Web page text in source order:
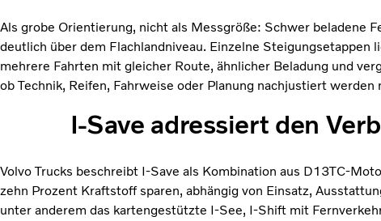
Als grobe Orientierung, nicht als Messgröße: Schwer beladene
deutlich über dem Flachlandniveau. Einzelne
mehrere Fahrten mit gleicher Route, ähnlicher Beladung und
ob Technik, Reifen, Fahrweise oder Planung nachjustiert werden
I-Save adressiert den
Volvo Trucks beschreibt I-Save als Kombination aus D13TC-
zehn Prozent Kraftstoff sparen, abhängig von Einsatz,
unter anderem das kartengestützte I-See, I-Shift mit